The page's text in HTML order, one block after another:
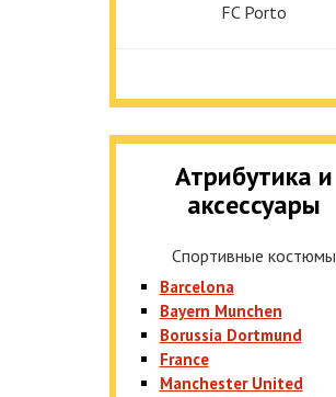
FC Porto
Атрибутика и
аксессуары
Спортивные костюмы
Barcelona
Bayern Munchen
Borussia Dortmund
France
Manchester United